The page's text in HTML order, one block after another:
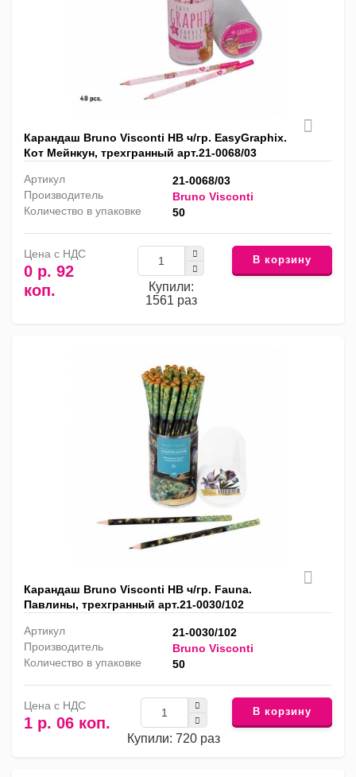
Карандаш Bruno Visconti HB ч/гр. EasyGraphix.
Кот Мейнкун, трехгранный арт.21-0068/03
Артикул
21-0068/03
Производитель
Bruno Visconti
Количество в упаковке
50
Цена с НДС
0 р. 92
коп.
Купили:
1561 раз
В корзину
Карандаш Bruno Visconti HB ч/гр. Fauna.
Павлины, трехгранный арт.21-0030/102
Артикул
21-0030/102
Производитель
Bruno Visconti
Количество в упаковке
50
Цена с НДС
1 р. 06 коп.
Купили: 720 раз
В корзину